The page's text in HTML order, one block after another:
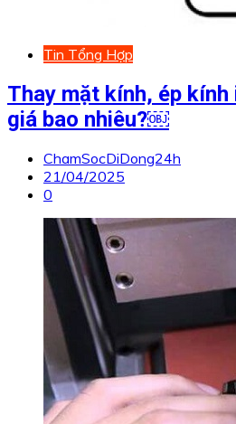
Tin Tổng Hợp
Thay mặt kính, ép
giá bao nhiêu?￼
ChamSocDiDong24h
21/04/2025
0